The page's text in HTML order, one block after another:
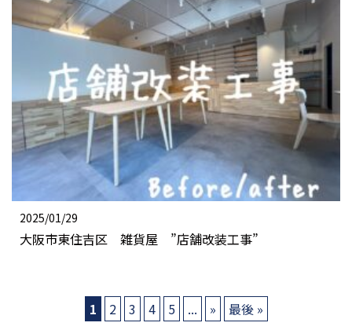
2025/01/29
大阪市東住吉区 雑貨屋 ”店舗改装工事”
1 2 3 4 5 ... » 最後 »